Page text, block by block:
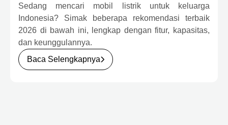
TERBAIK 2026
Sedang mencari mobil listrik untuk keluarga
Indonesia? Simak beberapa rekomendasi terbaik
2026 di bawah ini, lengkap dengan fitur, kapasitas,
dan keunggulannya.
Baca Selengkapnya